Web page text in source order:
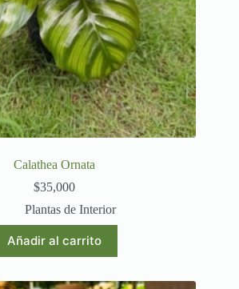
Calathea Ornata
$35,000
Plantas de Interior
Añadir al carrito